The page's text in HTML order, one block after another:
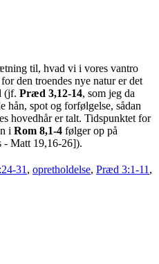
til, hvad vi i vores vantro
den troendes nye natur er det
(jf. Præd 3,12-14, som jeg da
hån, spot og forfølgelse, sådan
hovedhår er talt. Tidspunktet for
i Rom 8,1-4 følger op på
- Matt 19,16-26]).
31 , opretholdelse, Præd 3:1-11 ,